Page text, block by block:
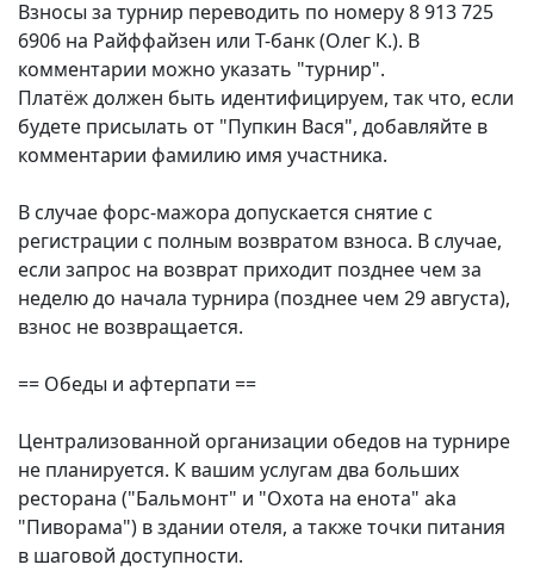
Взносы за турнир переводить по номеру 8 913 725
6906 на Райффайзен или Т-банк (Олег К.). В
комментарии можно указать "турнир".
Платёж должен быть идентифицируем, так что, если
будете присылать от "Пупкин Вася", добавляйте в
комментарии фамилию имя участника.
В случае форс-мажора допускается снятие с
регистрации с полным возвратом взноса. В случае,
если запрос на возврат приходит позднее чем за
неделю до начала турнира (позднее чем 29 августа),
взнос не возвращается.
== Обеды и афтерпати ==
Централизованной организации обедов на турнире
не планируется. К вашим услугам два больших
ресторана ("Бальмонт" и "Охота на енота" aka
"Пиворама") в здании отеля, а также точки питания
в шаговой доступности.